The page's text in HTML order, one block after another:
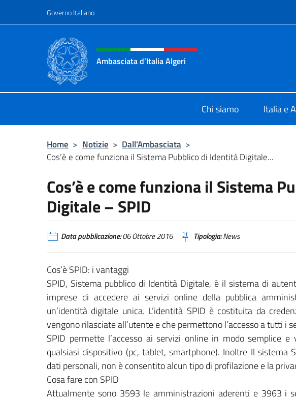
Governo Italiano
Intestazione sito, social e menù
Ambasciata d’Italia Algeri
Chi siamo Italia e
Home > Notizie > Dall’Ambasciata >
Cos’è e come funziona il Sistema Pubblico di Identità Digitale...
Cos’è e come funziona il Sistema
Digitale – SPID
Data pubblicazione:06 Ottobre 2016 Tipologia:News
Cos’è SPID: i vantaggi
SPID, Sistema pubblico di Identità Digitale, è il sistema di
imprese di accedere ai servizi online della pubblica
un’identità digitale unica. L’identità SPID è costituita da
vengono rilasciate all’utente e che permettono l’accesso a tutti i
SPID permette l’accesso ai servizi online in modo semplice e
qualsiasi dispositivo (pc, tablet, smartphone). Inoltre Il sistema
dati personali, non è consentito alcun tipo di profilazione e la
Cosa fare con SPID
Attualmente sono 3593 le amministrazioni aderenti e 3963 i